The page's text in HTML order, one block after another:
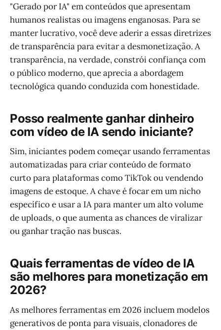
"Gerado por IA" em conteúdos que apresentam
humanos realistas ou imagens enganosas. Para se
manter lucrativo, você deve aderir a essas diretrizes
de transparência para evitar a desmonetização. A
transparência, na verdade, constrói confiança com
o público moderno, que aprecia a abordagem
tecnológica quando conduzida com honestidade.
Posso realmente ganhar dinheiro
com vídeo de IA sendo iniciante?
Sim, iniciantes podem começar usando ferramentas
automatizadas para criar conteúdo de formato
curto para plataformas como TikTok ou vendendo
imagens de estoque. A chave é focar em um nicho
específico e usar a IA para manter um alto volume
de uploads, o que aumenta as chances de viralizar
ou ganhar tração nas buscas.
Quais ferramentas de vídeo de IA
são melhores para monetização em
2026?
As melhores ferramentas em 2026 incluem modelos
generativos de ponta para visuais, clonadores de